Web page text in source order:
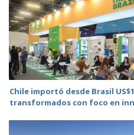
Chile importó desde Brasil
transformados con foco en